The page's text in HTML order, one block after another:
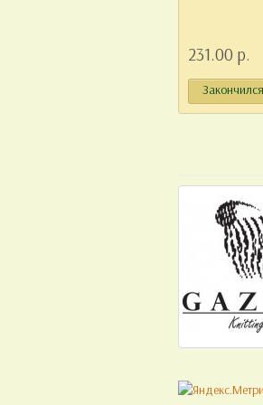
231.00 р.
Закончился